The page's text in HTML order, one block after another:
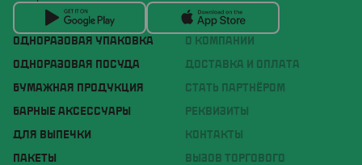
ОДНОРАЗОВАЯ УПАКОВКА
ОДНОРАЗОВАЯ ПОСУДА
БУМАЖНАЯ ПРОДУКЦИЯ
БАРНЫЕ АКСЕССУАРЫ
ДЛЯ ВЫПЕЧКИ
ПАКЕТЫ
О КОМПАНИИ
ДОСТАВКА И ОПЛАТА
СТАТЬ ПАРТНЁРОМ
РЕКВИЗИТЫ
КОНТАКТЫ
ВЫЗОВ ТОРГОВОГО